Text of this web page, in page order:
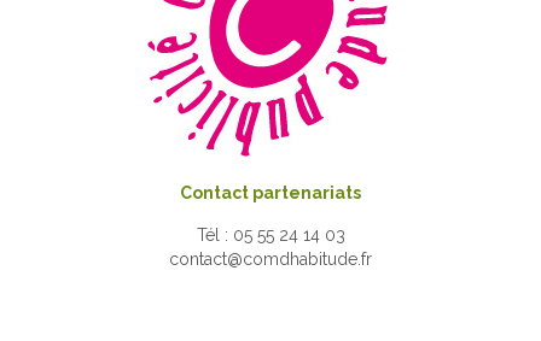
Contact partenariats
Tél : 05 55 24 14 03
contact@comdhabitude.fr